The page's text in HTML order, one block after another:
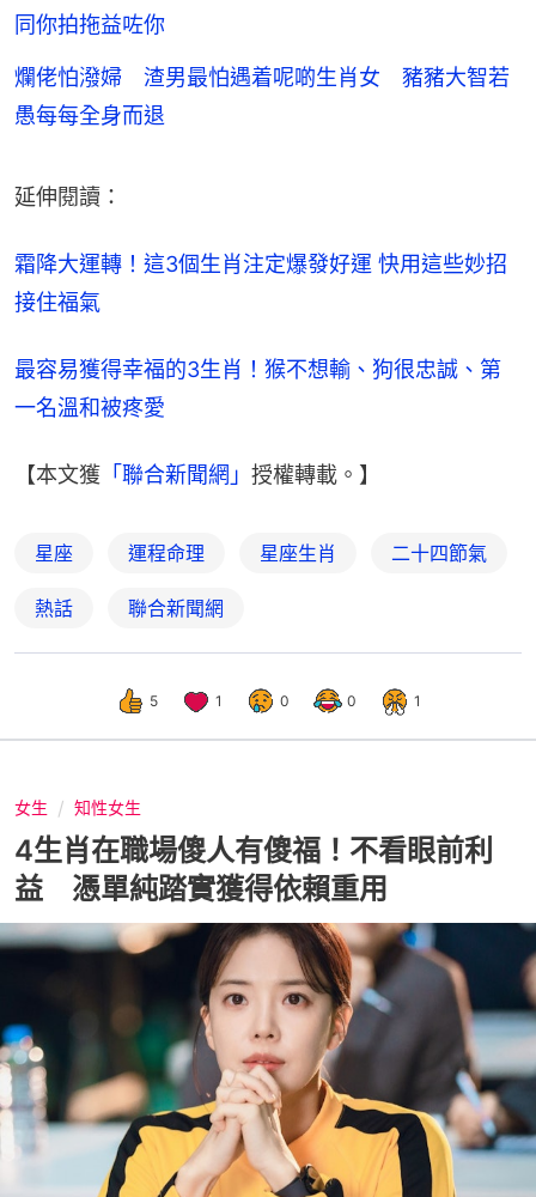
同你拍拖益咗你
爛佬怕潑婦 渣男最怕遇着呢啲生肖女 豬豬大智若
愚每每全身而退
延伸閱讀：
霜降大運轉！這3個生肖注定爆發好運 快用這些妙招
接住福氣
最容易獲得幸福的3生肖！猴不想輸、狗很忠誠、第
一名溫和被疼愛
【本文獲 「聯合新聞網」 授權轉載。】
星座 運程命理 星座生肖 二十四節氣
熱話 聯合新聞網
5 1 0 0 1
女生 知性女生
4生肖在職場傻人有傻福！不看眼前利
益 憑單純踏實獲得依賴重用